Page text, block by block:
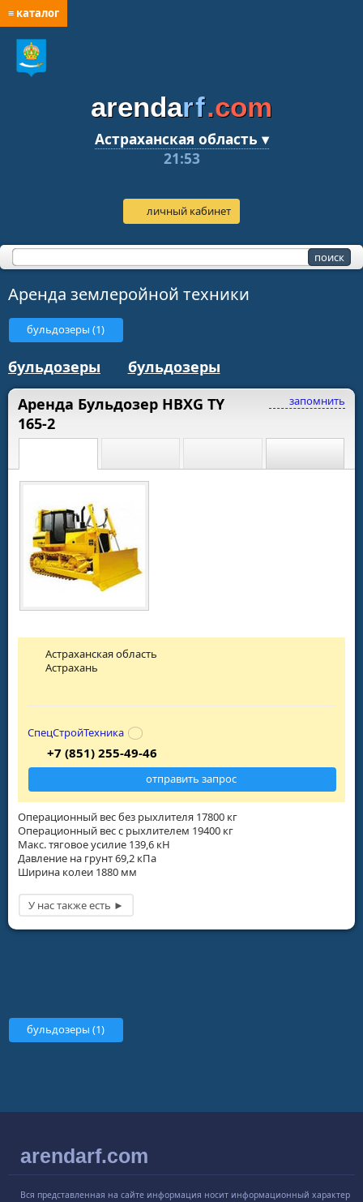
≡ каталог
arendarf.com
Астраханская область ▾
21:53
личный кабинет
Аренда землеройной техники
бульдозеры (1)
бульдозеры бульдозеры
запомнить
Аренда Бульдозер HBXG TY
165-2
Операционный вес без рыхлителя 17800 кг
Операционный вес с рыхлителем 19400 кг
Макс. тяговое усилие 139,6 кН
Давление на грунт 69,2 кПа
Ширина колеи 1880 мм
Астраханская область
Астрахань
СпецСтройТехника
+7 (851) 255-49-46
отправить запрос
бульдозеры (1)
arendarf.com
Вся представленная на сайте информация носит информационный характер